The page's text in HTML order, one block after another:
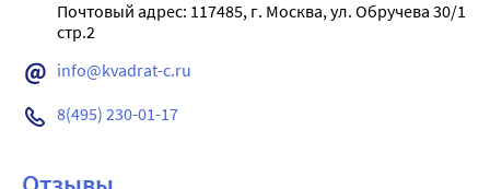
глутатионпероксидазы, который препятствует
разрушению мембран клеток под действием
улучшению функционального состояния
сердечно- сосудистой системы за счет стимуляции
Почтовый адрес: 117485, г. Москва, ул. Обручева 30/1
info@kvadrat-c.ru
8(495) 230-01-17